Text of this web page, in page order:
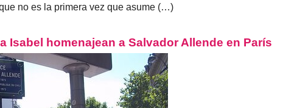
no es la primera vez que asume (…)
Isabel homenajean a Salvador Allende en París